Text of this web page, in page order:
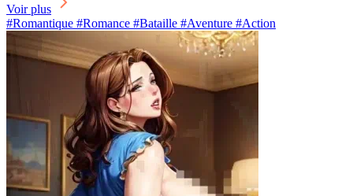
Voir plus
#Romantique #Romance #Bataille #Aventure #Action